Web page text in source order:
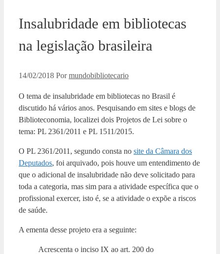
Insalubridade em bibliotecas
na legislação brasileira
14/02/2018 Pormundobibliotecario
O tema de insalubridade em bibliotecas no Brasil é
discutido há vários anos. Pesquisando em sites e blogs de
Biblioteconomia, localizei dois Projetos de Lei sobre o
tema: PL 2361/2011 e PL 1511/2015.
O PL 2361/2011, segundo consta no site da Câmara dos
Deputados, foi arquivado, pois houve um entendimento de
que o adicional de insalubridade não deve solicitado para
toda a categoria, mas sim para a atividade específica que o
profissional exercer, isto é, se a atividade o expõe a riscos
de saúde.
A ementa desse projeto era a seguinte:
Acrescenta o inciso IX ao art. 200 do